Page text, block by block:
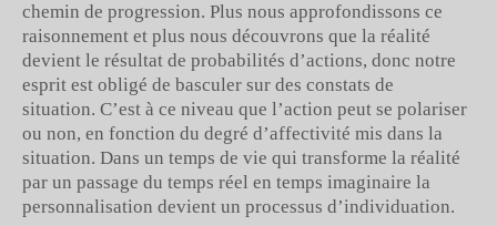
chemin de progression. Plus nous approfondissons ce
raisonnement et plus nous découvrons que la réalité
devient le résultat de probabilités d’actions, donc notre
esprit est obligé de basculer sur des constats de
situation. C’est à ce niveau que l’action peut se polariser
ou non, en fonction du degré d’affectivité mis dans la
situation. Dans un temps de vie qui transforme la réalité
par un passage du temps réel en temps imaginaire la
personnalisation devient un processus d’individuation.